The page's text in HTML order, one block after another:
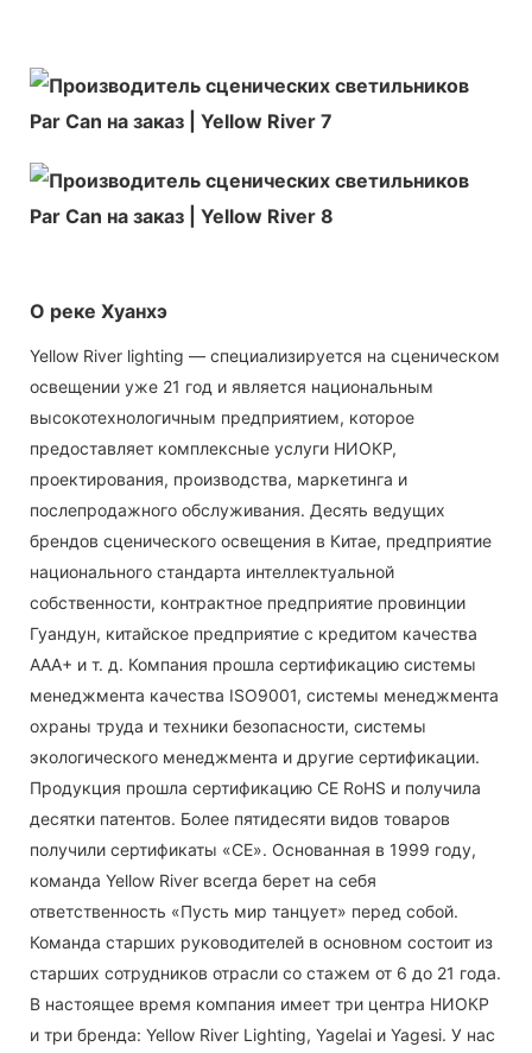
О реке Хуанхэ
Yellow River lighting — специализируется на сценическом
освещении уже 21 год и является национальным
высокотехнологичным предприятием, которое
предоставляет комплексные услуги НИОКР,
проектирования, производства, маркетинга и
послепродажного обслуживания. Десять ведущих
брендов сценического освещения в Китае, предприятие
национального стандарта интеллектуальной
собственности, контрактное предприятие провинции
Гуандун, китайское предприятие с кредитом качества
AAA+ и т. д. Компания прошла сертификацию системы
менеджмента качества ISO9001, системы менеджмента
охраны труда и техники безопасности, системы
экологического менеджмента и другие сертификации.
Продукция прошла сертификацию CE RoHS и получила
десятки патентов. Более пятидесяти видов товаров
получили сертификаты «CE». Основанная в 1999 году,
команда Yellow River всегда берет на себя
ответственность «Пусть мир танцует» перед собой.
Команда старших руководителей в основном состоит из
старших сотрудников отрасли со стажем от 6 до 21 года.
В настоящее время компания имеет три центра НИОКР
и три бренда: Yellow River Lighting, Yagelai и Yagesi. У нас